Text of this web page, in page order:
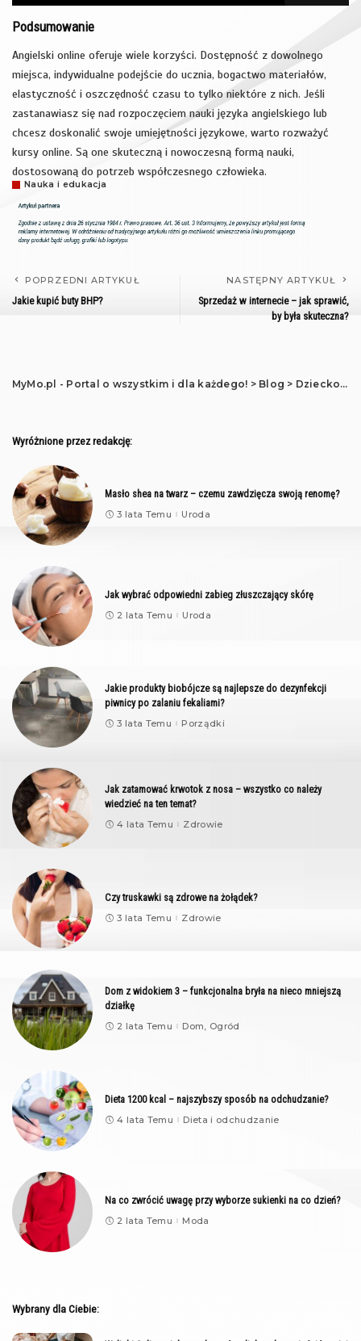
Podsumowanie
Angielski online oferuje wiele korzyści. Dostępność z dowolnego
miejsca, indywidualne podejście do ucznia, bogactwo materiałów,
elastyczność i oszczędność czasu to tylko niektóre z nich. Jeśli
zastanawiasz się nad rozpoczęciem nauki języka angielskiego lub
chcesz doskonalić swoje umiejętności językowe, warto rozważyć
kursy online. Są one skuteczną i nowoczesną formą nauki,
dostosowaną do potrzeb współczesnego człowieka.
Nauka i edukacja
POPRZEDNI ARTYKUŁ
Jakie kupić buty BHP?
NASTĘPNY ARTYKUŁ
Sprzedaż w internecie – jak sprawić,
by była skuteczna?
MyMo.pl - Portal o wszystkim i dla każdego! > Blog > Dziecko>
Wyróżnione przez redakcję:
Masło shea na twarz – czemu zawdzięcza swoją renomę?
3 lata Temu Uroda
Jak wybrać odpowiedni zabieg złuszczający skórę
2 lata Temu Uroda
Jakie produkty biobójcze są najlepsze do dezynfekcji
piwnicy po zalaniu fekaliami?
3 lata Temu Porządki
Jak zatamować krwotok z nosa – wszystko co należy
wiedzieć na ten temat?
4 lata Temu Zdrowie
Czy truskawki są zdrowe na żołądek?
3 lata Temu Zdrowie
Dom z widokiem 3 – funkcjonalna bryła na nieco mniejszą
działkę
2 lata Temu Dom, Ogród
Dieta 1200 kcal – najszybszy sposób na odchudzanie?
4 lata Temu Dieta i odchudzanie
Na co zwrócić uwagę przy wyborze sukienki na co dzień?
2 lata Temu Moda
Wybrany dla Ciebie: